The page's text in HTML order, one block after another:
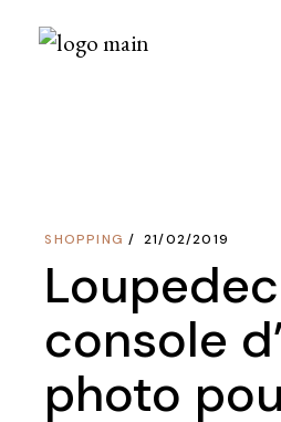
SHOPPING 21/02/2019
console
photo